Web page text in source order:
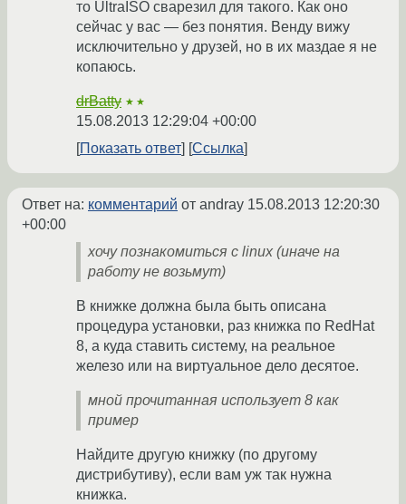
то UltraISO сварезил для такого. Как оно
сейчас у вас — без понятия. Венду вижу
исключительно у друзей, но в их маздае я не
копаюсь.
drBatty ★★
15.08.2013 12:29:04 +00:00
Показать ответ
Ссылка
Ответ на: комментарий от andray 15.08.2013 12:20:30
+00:00
хочу познакомиться с linux (иначе на
работу не возьмут)
В книжке должна была быть описана
процедура установки, раз книжка по RedHat
8, а куда ставить систему, на реальное
железо или на виртуальное дело десятое.
мной прочитанная использует 8 как
пример
Найдите другую книжку (по другому
дистрибутиву), если вам уж так нужна
книжка.